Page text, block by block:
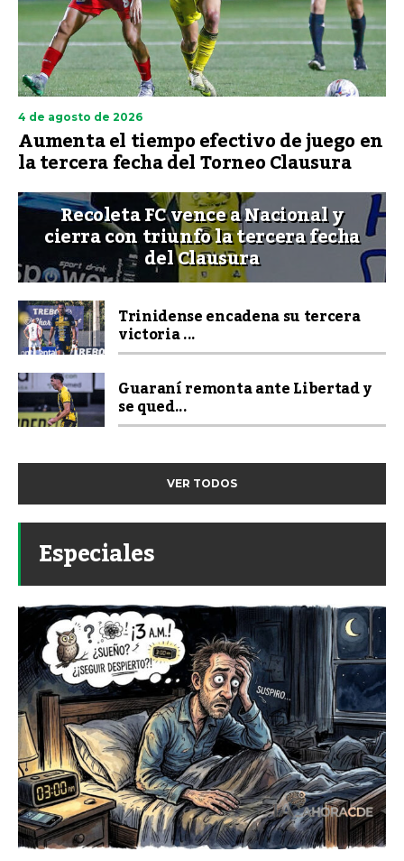
4 de agosto de 2026
Aumenta el tiempo efectivo de juego en
la tercera fecha del Torneo Clausura
Recoleta FC vence a Nacional y
cierra con triunfo la tercera fecha
del Clausura
Trinidense encadena su tercera
victoria ...
Guaraní remonta ante Libertad y
se qued...
VER TODOS
Especiales